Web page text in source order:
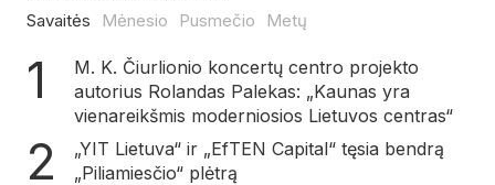
Savaitės Mėnesio Pusmečio Metų
M. K. Čiurlionio koncertų centro projekto
autorius Rolandas Palekas: „Kaunas yra
vienareikšmis moderniosios Lietuvos centras“
„YIT Lietuva“ ir „EfTEN Capital“ tęsia bendrą
„Piliamiesčio“ plėtrą